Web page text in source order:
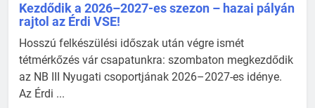
Kezdődik a 2026–2027-es szezon – hazai pályán
rajtol az Érdi VSE!
Hosszú felkészülési időszak után végre ismét
tétmérkőzés vár csapatunkra: szombaton megkezdődik
az NB III Nyugati csoportjának 2026–2027-es idénye.
Az Érdi ...